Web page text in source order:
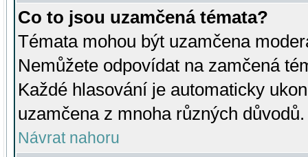
Co to jsou uzamčená témata?
Témata mohou být uzamčena
Nemůžete odpovídat na zamčená
Každé hlasování je automaticky
uzamčena z mnoha různých důvodů.
Návrat nahoru